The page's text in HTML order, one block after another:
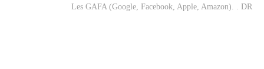
Les GAFA (Google, Facebook, Apple, Amazon). . DR